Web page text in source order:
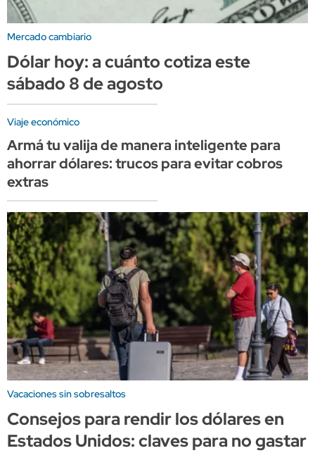
Mercado cambiario
Dólar hoy: a cuánto cotiza este
sábado 8 de agosto
Viaje económico
Armá tu valija de manera inteligente para
ahorrar dólares: trucos para evitar cobros
extras
Vacaciones sin sobresaltos
Consejos para rendir los dólares en
Estados Unidos: claves para no gastar